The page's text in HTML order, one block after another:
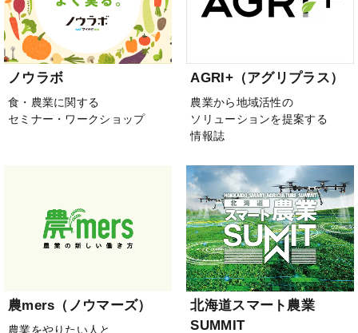
ノウラボ
食・農業に関する
セミナー・ワークショップ
AGRI+（アグリプラス）
農業から地域活性の
ソリューションを提案する
情報誌
農mers（ノウマーズ）
農業をやりたい人と
北海道スマート農業
SUMMIT